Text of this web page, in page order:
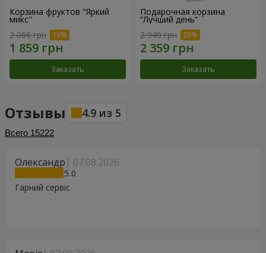
Корзина фруктов "Яркий
микс"
2 066 грн
Заказать
Подарочная корзина
“Лучший день”
2 949 грн
Заказать
Отзывы 4.9 из 5
Всего 15222
Олександр 07.08.2026
5
Гарний сервіс